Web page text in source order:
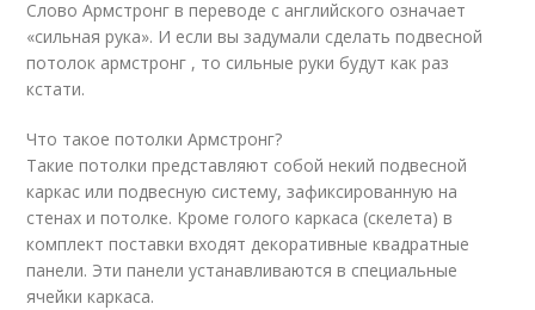
Слово Армстронг в переводе с английского означает
«сильная рука». И если вы задумали сделать подвесной
потолок армстронг , то сильные руки будут как раз
кстати.
Что такое потолки Армстронг?
Такие потолки представляют собой некий подвесной
каркас или подвесную систему, зафиксированную на
стенах и потолке. Кроме голого каркаса (скелета) в
комплект поставки входят декоративные квадратные
панели. Эти панели устанавливаются в специальные
ячейки каркаса.